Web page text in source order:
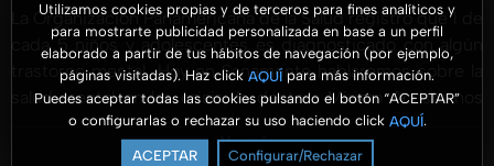
Utilizamos cookies propias y de terceros para fines analíticos y
para mostrarte publicidad personalizada en base a un perfil
elaborado a partir de tus hábitos de navegación (por ejemplo,
páginas visitadas). Haz click AQUÍ para más información.
Puedes aceptar todas las cookies pulsando el botón “ACEPTAR”
o configurarlas o rechazar su uso haciendo click AQUÍ.
ACEPTAR Configurar/Rechazar
La Organización Panamericana de la Salud registró que 1 de
cada 5 niños y adolescentes es diagnosticado con algún
trastorno mental. Hoy en Sanamente hablaremos sobre la
salud mental en las crisis, la doctora Miriam Acosta nos
ayudará a entender algunos aspectos que debemos cuidar
cuando nos encontramos en crisis. Además con la
Ver más